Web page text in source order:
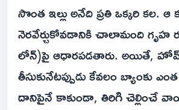
సొంత ఇల్లు అనేది ప్రతి ఒక్కరి కల. ఆ
నెరవేర్చుకోవడానికి చాలామంది గృహ
లోన్)పై ఆధారపడతారు. అయితే,
తీసుకునేటప్పుడు కేవలం బ్యాంకు
దానిపైనే కాకుండా, తిరిగి చెల్లించే